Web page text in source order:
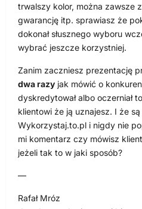
trwalszy kolor, można zawsze
gwarancję itp. sprawiasz że
dokonał słusznego wyboru
wybrać jeszcze korzystniej.
Zanim zaczniesz prezentację
dwa razy jak mówić o
dyskredytował albo oczerniał
klientowi że ją uznajesz. I że są
Wykorzystaj.to.pl i nigdy nie
mi komentarz czy mówisz
jeżeli tak to w jaki sposób?
—
Rafał Mróz